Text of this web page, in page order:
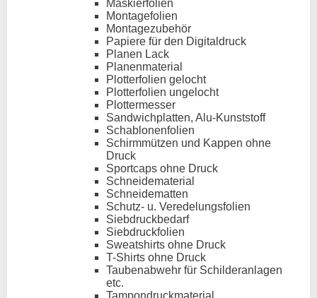
Maskierfolien
Montagefolien
Montagezubehör
Papiere für den Digitaldruck
Planen Lack
Planenmaterial
Plotterfolien gelocht
Plotterfolien ungelocht
Plottermesser
Sandwichplatten, Alu-Kunststoff
Schablonenfolien
Schirmmützen und Kappen ohne
Druck
Sportcaps ohne Druck
Schneidematerial
Schneidematten
Schutz- u. Veredelungsfolien
Siebdruckbedarf
Siebdruckfolien
Sweatshirts ohne Druck
T-Shirts ohne Druck
Taubenabwehr für Schilderanlagen
etc.
Tampondruckmaterial